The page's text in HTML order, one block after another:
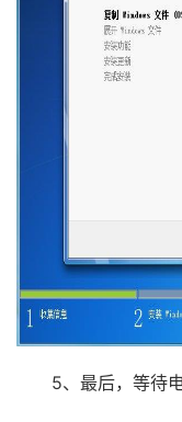
5、最后，等待电